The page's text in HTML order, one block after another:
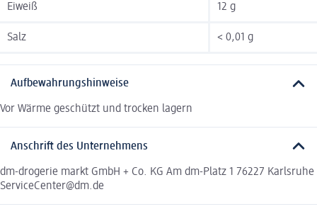
Eiweiß 12 g
Salz < 0,01 g
Aufbewahrungshinweise
Vor Wärme geschützt und trocken lagern
Anschrift des Unternehmens
dm-drogerie markt GmbH + Co. KG Am dm-Platz 1 76227 Karlsruhe
ServiceCenter@dm.de